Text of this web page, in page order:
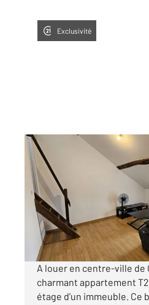
Exclusivité
CHATEAUROUX 36
29,79 m
, 2 pièces
Ref : 10368
Appartement T2 à
420 €
par mois charges comprises
A louer en centre-ville de
charmant appartement
étage d'un immeuble. Ce